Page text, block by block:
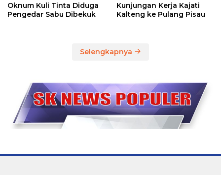
Oknum Kuli Tinta Diduga
Pengedar Sabu Dibekuk
Kunjungan Kerja Kajati
Kalteng ke Pulang Pisau
Selengkapnya